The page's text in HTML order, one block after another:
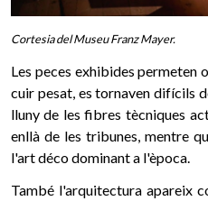
Cortesia del Museu Franz Mayer.
Les peces exhibides permeten
cuir pesat, es tornaven difícils
lluny de les fibres tècniques
enllà de les tribunes, mentre
l'art déco dominant a l'època.
També l'arquitectura apareix